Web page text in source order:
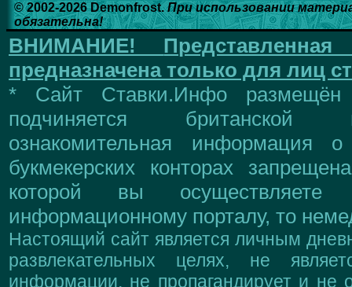
© 2002-2026 Demonfrost.При использовании
обязательна!
ВНИМАНИЕ!
предназначена только для лиц
* Сайт Ставки.Инфо размещён
подчиняется британской
ознакомительная информация
букмекерских конторах
которой вы
информационному порталу, то
Настоящий сайт является личным
развлекательных целях, не
информации, не пропагандирует и не